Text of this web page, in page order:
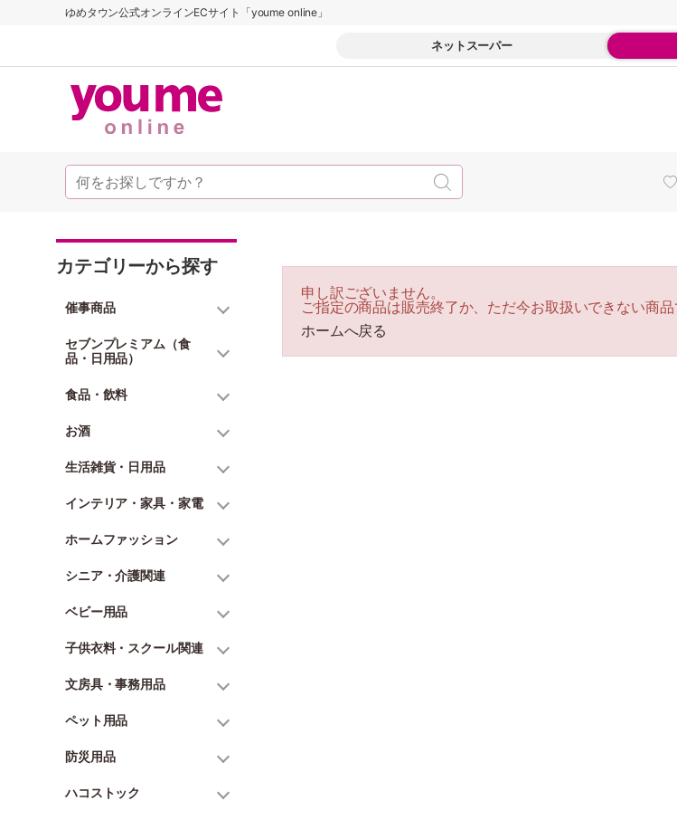
ゆめタウン公式オンラインECサイト「youme online」
ネットスーパー
カテゴリーから探す
催事商品
セブンプレミアム（食
品・日用品）
食品・飲料
お酒
生活雑貨・日用品
インテリア・家具・家電
ホームファッション
シニア・介護関連
ベビー用品
子供衣料・スクール関連
文房具・事務用品
ペット用品
防災用品
ハコストック
申し訳ございません。
ご指定の商品は販売終了か、ただ今お取扱いできない商品
ホームへ戻る